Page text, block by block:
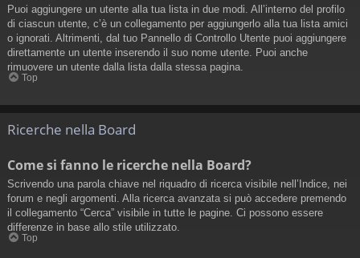
Puoi aggiungere un utente alla tua lista in due modi. All’interno del profilo
di ciascun utente, c’è un collegamento per aggiungerlo alla tua lista amici
o ignorati. Altrimenti, dal tuo Pannello di Controllo Utente puoi aggiungere
direttamente un utente inserendo il suo nome utente. Puoi anche
rimuovere un utente dalla lista dalla stessa pagina.
Top
Ricerche nella Board
Come si fanno le ricerche nella Board?
Scrivendo una parola chiave nel riquadro di ricerca visibile nell’Indice, nei
forum e negli argomenti. Alla ricerca avanzata si può accedere premendo
il collegamento “Cerca” visibile in tutte le pagine. Ci possono essere
differenze in base allo stile utilizzato.
Top